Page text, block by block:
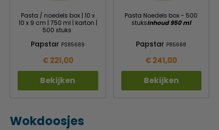
Pasta / noedels box | 10 x
10 x 9 cm | 750 ml | karton |
500 stuks
Papstar PS85689
€ 221,00
Bekijken
Pasta Noedels box - 500
stuksInhoud 950 ml
Papstar P85688
€ 241,00
Bekijken
Wokdoosjes